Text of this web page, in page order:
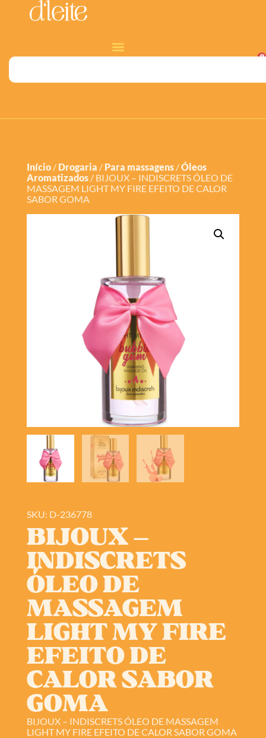
0
Início/ Drogaria / Para massagens/Óleos
Aromatizados/ BIJOUX – INDISCRETS ÓLEO DE
MASSAGEM LIGHT MY FIRE EFEITO DE CALOR
SABOR GOMA
SKU: D-236778
BIJOUX –
INDISCRETS
ÓLEO DE
MASSAGEM
LIGHT MY FIRE
EFEITO DE
CALOR SABOR
GOMA
BIJOUX – INDISCRETS ÓLEO DE MASSAGEM
LIGHT MY FIRE EFEITO DE CALOR SABOR GOMA